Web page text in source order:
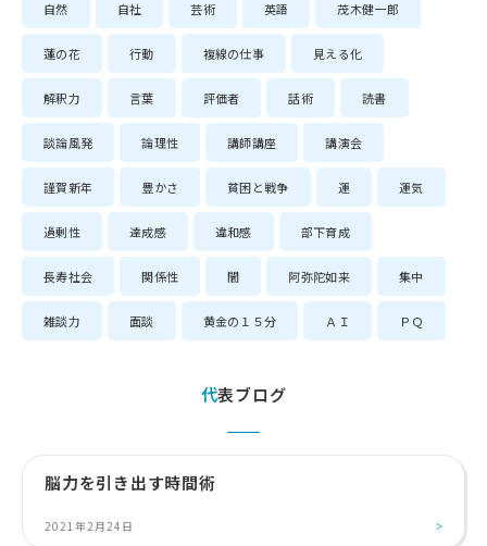
自然 自社 芸術 英語 茂木健一郎
蓮の花 行動 複線の仕事 見える化
解釈力 言葉 評価者 話術 読書
談論風発 論理性 講師講座 講演会
謹賀新年 豊かさ 貧困と戦争 運 運気
過剰性 達成感 違和感 部下育成
長寿社会 関係性 闇 阿弥陀如来 集中
雑談力 面談 黄金の１５分 ＡＩ ＰＱ
代表ブログ
脳力を引き出す時間術
2021年2月24日